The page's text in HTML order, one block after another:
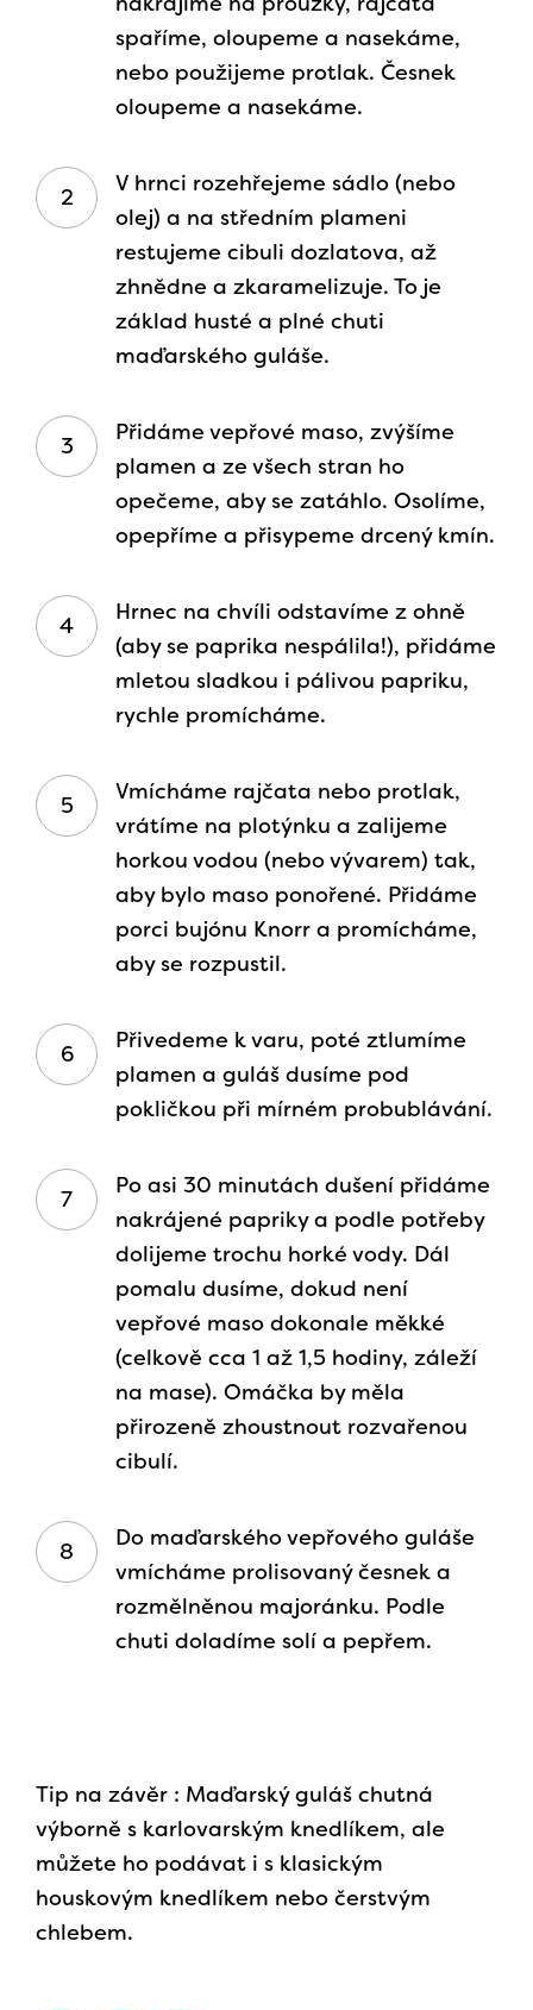
spaříme, oloupeme a nasekáme,
nebo použijeme protlak. Česnek
oloupeme a nasekáme.​
V hrnci rozehřejeme sádlo (nebo
olej) a na středním plameni
restujeme cibuli dozlatova, až
zhnědne a zkaramelizuje. To je
základ husté a plné chuti
maďarského guláše.
Přidáme vepřové maso, zvýšíme
plamen a ze všech stran ho
opečeme, aby se zatáhlo. Osolíme,
opepříme a přisypeme drcený kmín.​
Hrnec na chvíli odstavíme z ohně
(aby se paprika nespálila!), přidáme
mletou sladkou i pálivou papriku,
rychle promícháme.
Vmícháme rajčata nebo protlak,
vrátíme na plotýnku a zalijeme
horkou vodou (nebo vývarem) tak,
aby bylo maso ponořené. Přidáme
porci bujónu Knorr a promícháme,
aby se rozpustil.
Přivedeme k varu, poté ztlumíme
plamen a guláš dusíme pod
pokličkou při mírném probublávání.
Po asi 30 minutách dušení přidáme
nakrájené papriky a podle potřeby
dolijeme trochu horké vody. Dál
pomalu dusíme, dokud není
vepřové maso dokonale měkké
(celkově cca 1 až 1,5 hodiny, záleží
na mase). Omáčka by měla
přirozeně zhoustnout rozvařenou
cibulí.
Do maďarského vepřového guláše
vmícháme prolisovaný česnek a
rozmělněnou majoránku. Podle
chuti doladíme solí a pepřem.
Tip na závěr : Maďarský guláš chutná
výborně s karlovarským knedlíkem, ale
můžete ho podávat i s klasickým
houskovým knedlíkem nebo čerstvým
chlebem.